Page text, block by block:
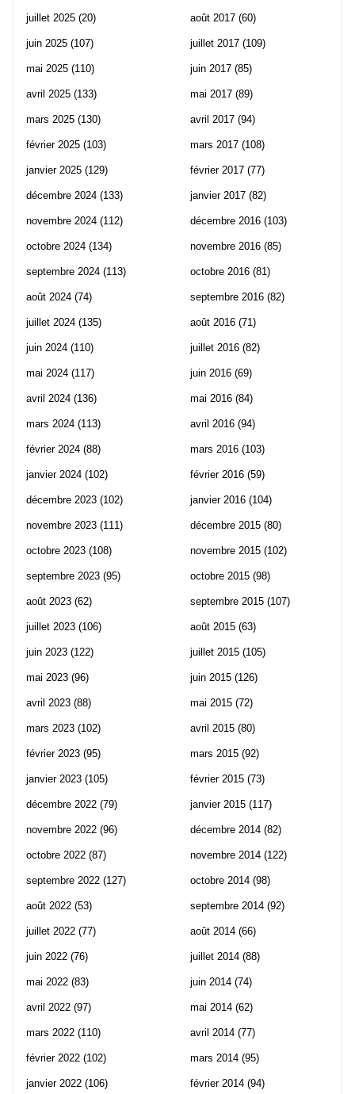
juillet 2025 (20)
juin 2025 (107)
mai 2025 (110)
avril 2025 (133)
mars 2025 (130)
février 2025 (103)
janvier 2025 (129)
décembre 2024 (133)
novembre 2024 (112)
octobre 2024 (134)
septembre 2024 (113)
août 2024 (74)
juillet 2024 (135)
juin 2024 (110)
mai 2024 (117)
avril 2024 (136)
mars 2024 (113)
février 2024 (88)
janvier 2024 (102)
décembre 2023 (102)
novembre 2023 (111)
octobre 2023 (108)
septembre 2023 (95)
août 2023 (62)
juillet 2023 (106)
juin 2023 (122)
mai 2023 (96)
avril 2023 (88)
mars 2023 (102)
février 2023 (95)
janvier 2023 (105)
décembre 2022 (79)
novembre 2022 (96)
octobre 2022 (87)
septembre 2022 (127)
août 2022 (53)
juillet 2022 (77)
juin 2022 (76)
mai 2022 (83)
avril 2022 (97)
mars 2022 (110)
février 2022 (102)
janvier 2022 (106)
août 2017 (60)
juillet 2017 (109)
juin 2017 (85)
mai 2017 (89)
avril 2017 (94)
mars 2017 (108)
février 2017 (77)
janvier 2017 (82)
décembre 2016 (103)
novembre 2016 (85)
octobre 2016 (81)
septembre 2016 (82)
août 2016 (71)
juillet 2016 (82)
juin 2016 (69)
mai 2016 (84)
avril 2016 (94)
mars 2016 (103)
février 2016 (59)
janvier 2016 (104)
décembre 2015 (80)
novembre 2015 (102)
octobre 2015 (98)
septembre 2015 (107)
août 2015 (63)
juillet 2015 (105)
juin 2015 (126)
mai 2015 (72)
avril 2015 (80)
mars 2015 (92)
février 2015 (73)
janvier 2015 (117)
décembre 2014 (82)
novembre 2014 (122)
octobre 2014 (98)
septembre 2014 (92)
août 2014 (66)
juillet 2014 (88)
juin 2014 (74)
mai 2014 (62)
avril 2014 (77)
mars 2014 (95)
février 2014 (94)